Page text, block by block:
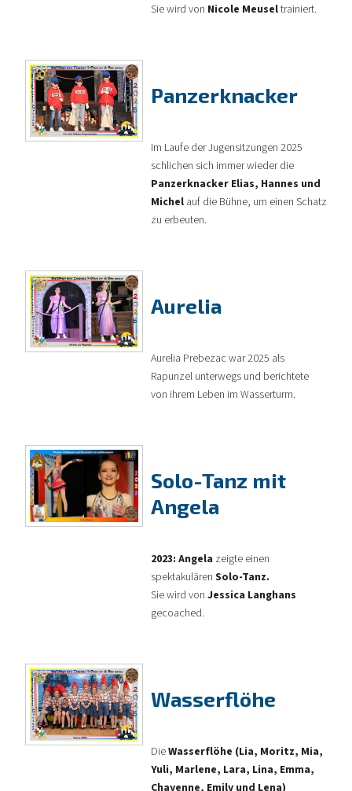
Sie wird von Nicole Meuseltrainiert.
Panzerknacker
Im Laufe der Jugensitzungen 2025
schlichen sich immer wieder die
Panzerknacker Elias, Hannes und
Michel auf die Bühne, um einen Schatz
zu erbeuten.
Aurelia
Aurelia Prebezac war 2025 als
Rapunzel unterwegs und berichtete
von ihrem Leben im Wasserturm.
Solo-Tanz mit
Angela
2023: Angela zeigte einen
spektakulären Solo-Tanz.
Sie wird von Jessica Langhans
gecoached.
Wasserflöhe
DieWasserflöhe (Lia, Moritz, Mia,
Yuli, Marlene, Lara, Lina, Emma,
Chayenne, Emily und Lena)